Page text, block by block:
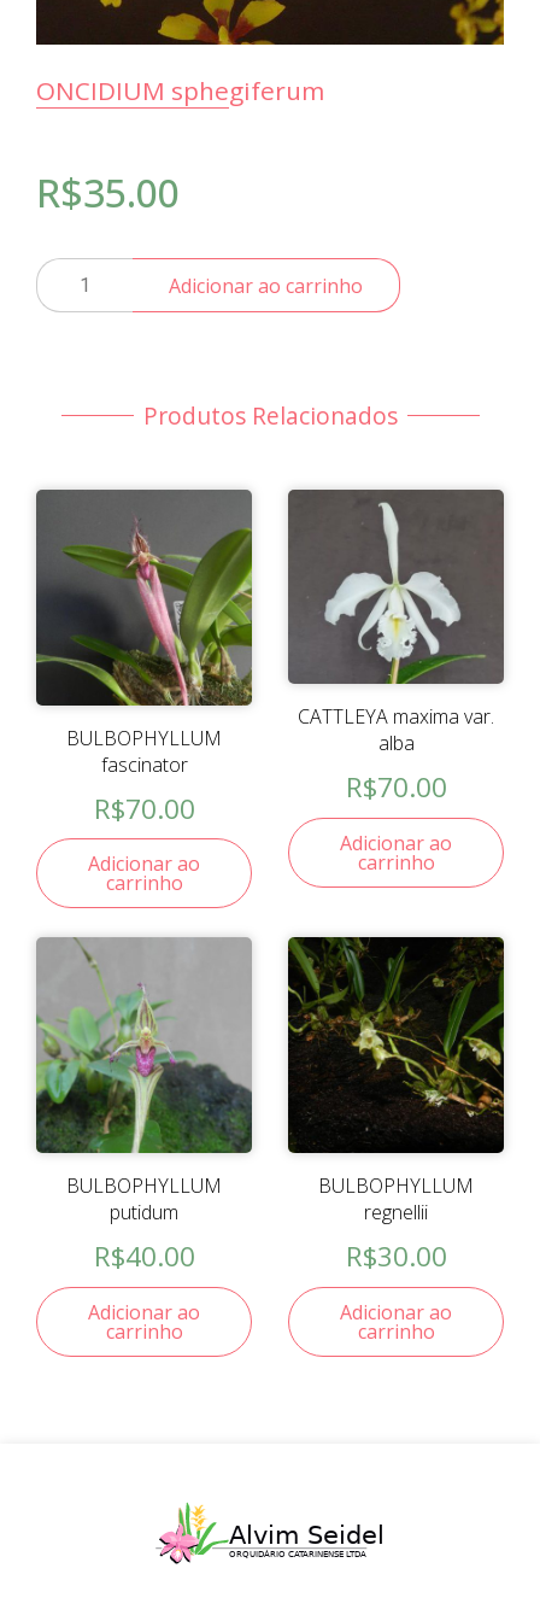
ONCIDIUM sphegiferum
R$35.00
ONCIDIUM
sphegiferum
Adicionar ao carrinho
Produtos Relacionados
BULBOPHYLLUM
fascinator
R$70.00
Adicionar ao
carrinho
CATTLEYA maxima var.
alba
R$70.00
Adicionar ao
carrinho
BULBOPHYLLUM
putidum
R$40.00
Adicionar ao
carrinho
BULBOPHYLLUM
regnellii
R$30.00
Adicionar ao
carrinho